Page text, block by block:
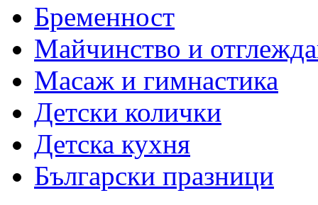
Бременност
Майчинство и
Масаж и гимнастика
Детски колички
Детска кухня
Български празници